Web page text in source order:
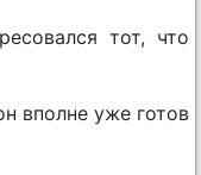
тот, что
вполне уже готов